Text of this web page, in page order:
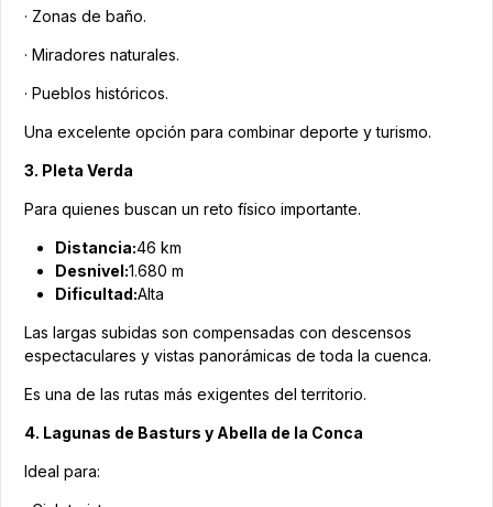
· Zonas de baño.
· Miradores naturales.
· Pueblos históricos.
Una excelente opción para combinar deporte y turismo.
3. Pleta Verda
Para quienes buscan un reto físico importante.
Distancia:46 km
Desnivel:1.680 m
Dificultad:Alta
Las largas subidas son compensadas con descensos
espectaculares y vistas panorámicas de toda la cuenca.
Es una de las rutas más exigentes del territorio.
4. Lagunas de Basturs y Abella de la Conca
Ideal para: